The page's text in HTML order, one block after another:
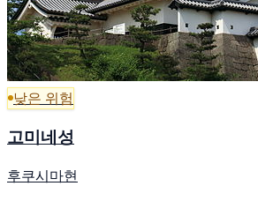
낮은 위험
고미네성
후쿠시마현